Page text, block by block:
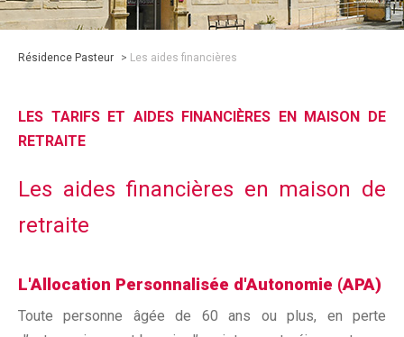
Résidence Pasteur > Les aides financières
LES TARIFS ET AIDES FINANCIÈRES EN MAISON DE
RETRAITE
Les aides financières en maison de
retraite
L'Allocation Personnalisée d'Autonomie (APA)
Toute personne âgée de 60 ans ou plus, en perte